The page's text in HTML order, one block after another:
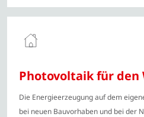
Photovoltaik für den
Die Energieerzeugung auf dem
bei neuen Bauvorhaben und bei der